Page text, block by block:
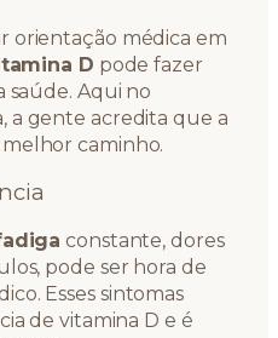
orientação médica em
D pode fazer
saúde. Aqui no
a gente acredita que a
caminho.
constante, dores
pode ser hora de
Esses sintomas
de vitamina D e é